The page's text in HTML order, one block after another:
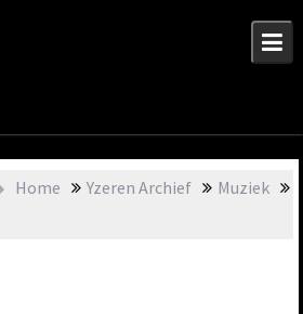
Home Yzeren Archief
Muziek